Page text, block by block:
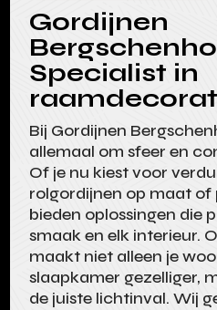
Gordijnen
Specialist in
Bij Gordijnen
allemaal om sfeer en
Of je nu kiest voor
rolgordijnen op maat of
bieden oplossingen die
smaak en elk interieur.
maakt niet alleen je
slaapkamer gezelliger,
de juiste lichtinval. Wij